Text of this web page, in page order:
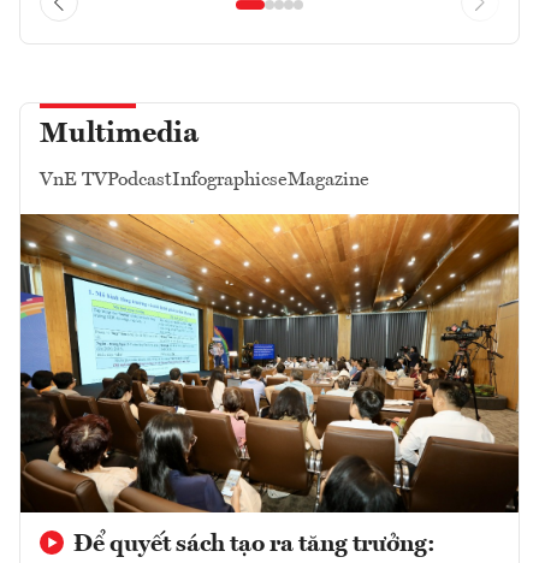
Multimedia
VnE TVPodcastInfographicseMagazine
Để quyết sách tạo ra tăng trưởng: